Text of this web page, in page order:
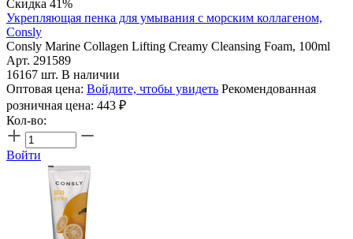
Скидка 41%
Укрепляющая пенка для умывания с морским коллагеном,
Consly
Consly Marine Collagen Lifting Creamy Cleansing Foam, 100ml
Арт. 291589
16167 шт. В наличии
Оптовая цена: Войдите, чтобы увидеть Рекомендованная
розничная цена: 443 ₽
Кол-во:
Войти